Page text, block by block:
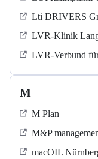
Lti DRIVERS
LVR-Klinik
LVR-Verbund
M
M Plan
M&P
macOIL